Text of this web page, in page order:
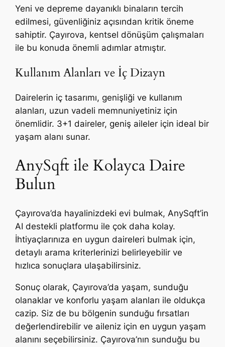
Yeni ve depreme dayanıklı binaların tercih
edilmesi, güvenliğiniz açısından kritik öneme
sahiptir. Çayırova, kentsel dönüşüm çalışmaları
ile bu konuda önemli adımlar atmıştır.
Kullanım Alanları ve İç Dizayn
Dairelerin iç tasarımı, genişliği ve kullanım
alanları, uzun vadeli memnuniyetiniz için
önemlidir. 3+1 daireler, geniş aileler için ideal bir
yaşam alanı sunar.
AnySqft ile Kolayca Daire
Bulun
Çayırova’da hayalinizdeki evi bulmak, AnySqft’in
AI destekli platformu ile çok daha kolay.
İhtiyaçlarınıza en uygun daireleri bulmak için,
detaylı arama kriterlerinizi belirleyebilir ve
hızlıca sonuçlara ulaşabilirsiniz.
Sonuç olarak, Çayırova’da yaşam, sunduğu
olanaklar ve konforlu yaşam alanları ile oldukça
cazip. Siz de bu bölgenin sunduğu fırsatları
değerlendirebilir ve aileniz için en uygun yaşam
alanını seçebilirsiniz. Çayırova’nın sunduğu bu